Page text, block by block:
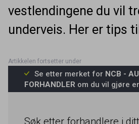
vestlendingene du vil
underveis. Her er tips
Se etter merket for NCB -
FORHANDLER om du vil gjøre
Søk etter forhandlere i